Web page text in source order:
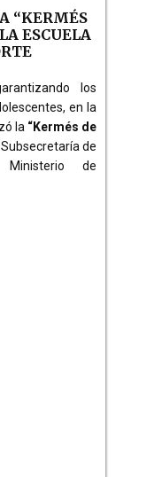
“KERMÉS
ESCUELA
los
en la
la “Kermés de
de
Ministerio de